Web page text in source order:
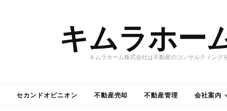
キムラホー
キムラホーム株式会社は不動産のコンサルティング
セカンドオピニオン 不動産売却 不動産管理 会社案内